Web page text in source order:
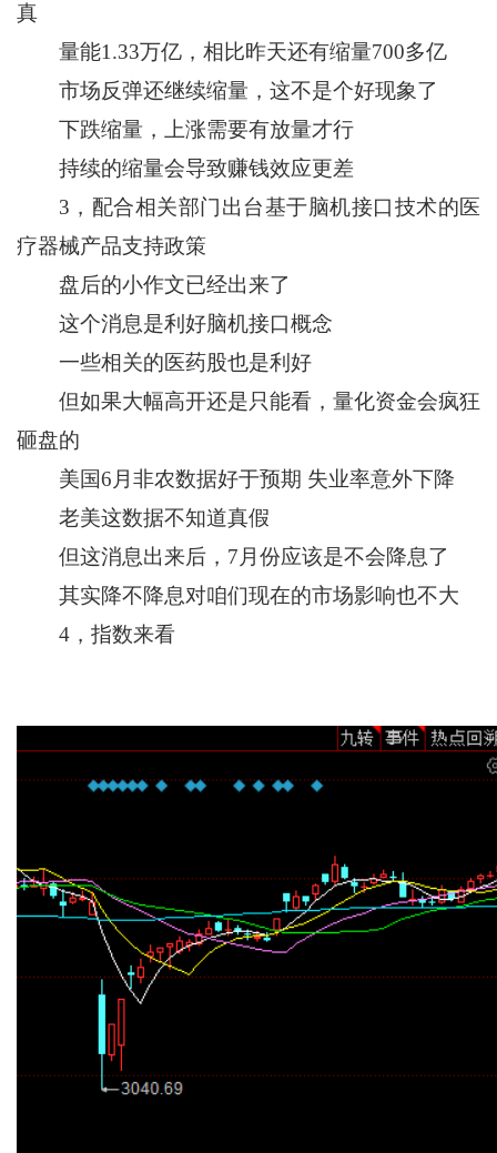
真
量能1.33万亿，相比昨天还有缩量700多亿
市场反弹还继续缩量，这不是个好现象了
下跌缩量，上涨需要有放量才行
持续的缩量会导致赚钱效应更差
3，配合相关部门出台基于脑机接口技术的医
疗器械产品支持政策
盘后的小作文已经出来了
这个消息是利好脑机接口概念
一些相关的医药股也是利好
但如果大幅高开还是只能看，量化资金会疯狂
砸盘的
美国6月非农数据好于预期 失业率意外下降
老美这数据不知道真假
但这消息出来后，7月份应该是不会降息了
其实降不降息对咱们现在的市场影响也不大
4，指数来看